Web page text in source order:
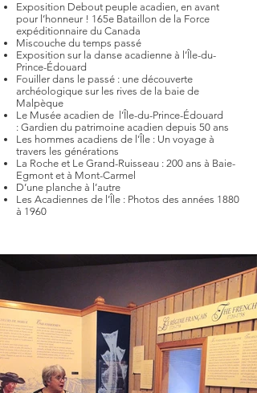
Exposition Debout peuple acadien, en avant
pour l’honneur ! 165e Bataillon de la Force
expéditionnaire du Canada
Miscouche du temps passé
Exposition sur la danse acadienne à l’Île-du-
Prince-Édouard
Fouiller dans le passé : une découverte
archéologique sur les rives de la baie de
Malpèque
Le Musée acadien de l’Île-du-Prince-Édouard
: Gardien du patrimoine acadien depuis 50 ans
Les hommes acadiens de l’Île : Un voyage à
travers les générations
La Roche et Le Grand-Ruisseau : 200 ans à Baie-
Egmont et à Mont-Carmel
D’une planche à l’autre
Les Acadiennes de l’Île : Photos des années 1880
à 1960